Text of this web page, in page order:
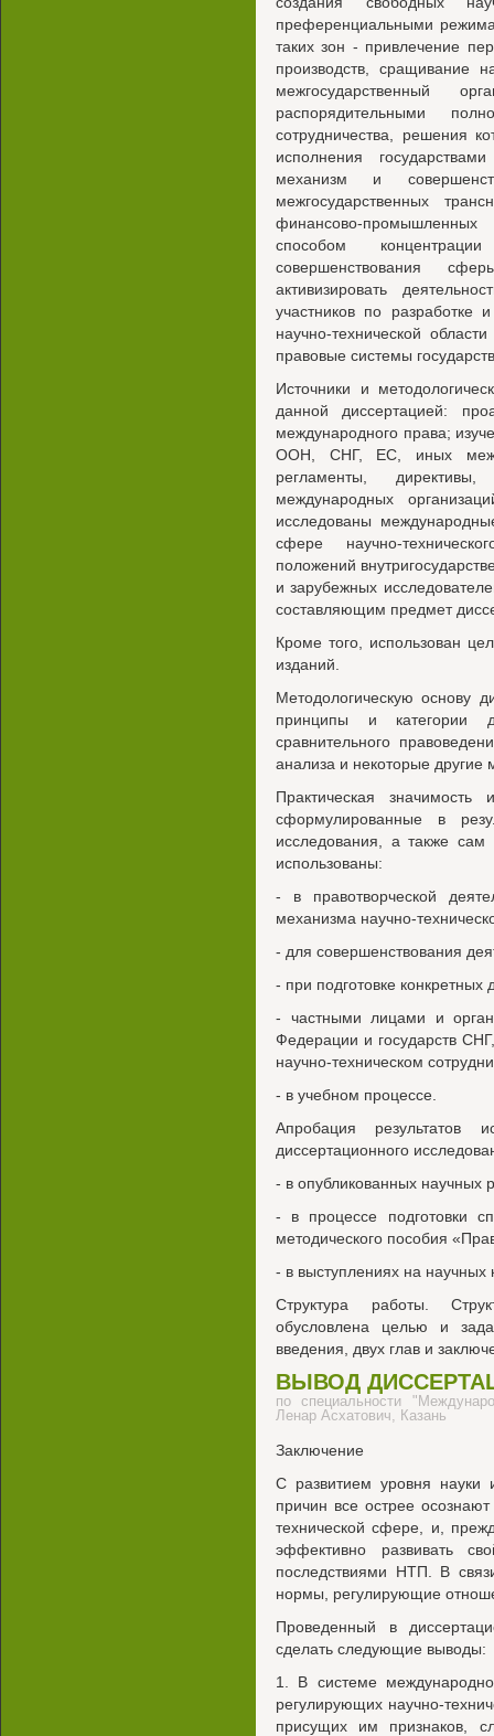
преференциальными
таких зон - привлечение
производств, сращивание
межгосударственный
распорядительными
сотрудничества, решения
исполнения
механизм и
межгосударственных
финансово-
способом
совершенствования
активизировать
участников по разработке
научно-технической
правовые системы
Источники и
данной диссертацией:
международного права;
ООН, СНГ, ЕС, иных
регламенты,
международных
исследованы
сфере научно-
положений
и зарубежных
составляющим предмет
Кроме того, использован
изданий.
Методологическую основу
принципы и категории
сравнительного
анализа и некоторые другие
Практическая
сформулированные в
исследования, а также
использованы:
- в правотворческой
механизма научно-
- для совершенствования
- при подготовке конкретных
- частными лицами и
Федерации и государств
научно-техническом
- в учебном процессе.
Апробация результатов
диссертационного
- в опубликованных научных
- в процессе подготовки
методического пособия
- в выступлениях на
Структура работы.
обусловлена целью и
введения, двух глав и
ВЫВОД
по специальности
Ленар Асхатович, Казань
Заключение
С развитием уровня науки
причин все острее
технической сфере, и,
эффективно развивать
последствиями НТП. В
нормы, регулирующие
Проведенный в
сделать следующие выводы:
1. В системе
регулирующих научно-
присущих им признаков,